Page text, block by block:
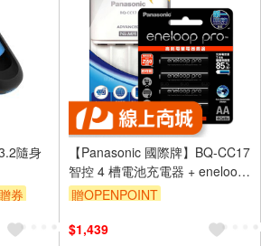
隨身
券
【Panasonic 國際牌】BQ-CC17
智控 4 槽電池充電器 + eneloop
pro 鎳氫充電電池 (3號4入)
贈OPENPOINT
$1,439